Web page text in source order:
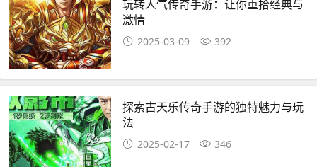
玩转人气传奇手游：让你重拾经典与
激情
2025-03-09 392
探索古天乐传奇手游的独特魅力与玩
法
2025-02-17 346